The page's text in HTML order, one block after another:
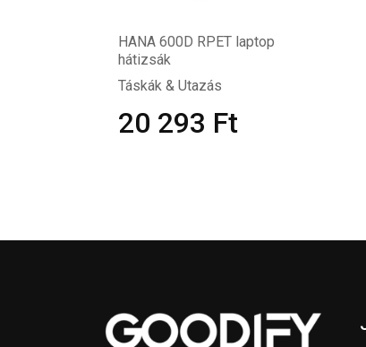
HANA 600D RPET laptop
hátizsák
Táskák & Utazás
20 293 Ft